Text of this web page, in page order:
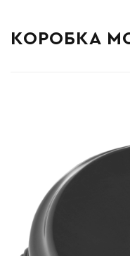
КОРОБКА